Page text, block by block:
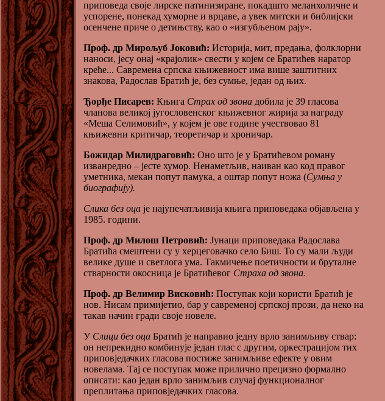
приповеда своје лирске патинизиране, покадшто меланхоличне и
успорене, понекад хуморне и врцаве, а увек митски и библијски
осенчене приче о детињству, као о «изгубљеном рају».
Проф. др Мирољуб Јоковић: Историја, мит, предања, фолклорни
наноси, јесу онај «крајолик» свести у којем се Братићев наратор
креће... Савремена српска књижевност има више заштитних
знакова, Радослав Братић је, без сумње, један од њих.
Ђорђе Писарев: Књига Страх од звона добила је 39 гласова
чланова великој југословенског књижевног жирија за награду
«Меша Селимовић», у којем је ове године учествовао 81
књижевни критичар, теоретичар и хроничар.
Божидар Милидраговић: Оно што је у Братићевом роману
изванредно – јесте хумор. Ненаметљив, наиван као код правог
уметника, мекан попут памука, а оштар попут ножа (Сумња у
биографију).
Слика без оца је најупечатљивија књига приповедака објављена у
1985. години.
Проф. др Милош Петровић: Јунаци приповедака Радослава
Братића смештени су у херцеговачко село Биш. То су мали људи
велике душе и светлога ума. Такмичење поетичности и бруталне
стварности окосница је Братићевог Страха од звона.
Проф. др Велимир Висковић: Поступак који користи Братић је
нов. Нисам примијетио, бар у савременој српској прози, да неко на
такав начин гради своје новеле.
У Слици без оца Братић је направио једну врло занимљиву ствар:
он непрекидно комбинује један глас с другим, оркестрацијом тих
приповједачких гласова постиже занимљиве ефекте у овим
новелама. Тај се поступак може прилично прецизно формално
описати: као један врло занимљив случај функционалног
преплитања приповједачких гласова.